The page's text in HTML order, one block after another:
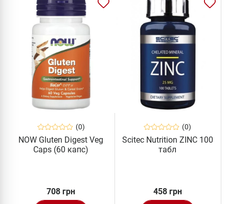
(0)
NOW Gluten Digest Veg
Caps (60 капс)
708 грн
(0)
Scitec Nutrition ZINC 100
табл
458 грн